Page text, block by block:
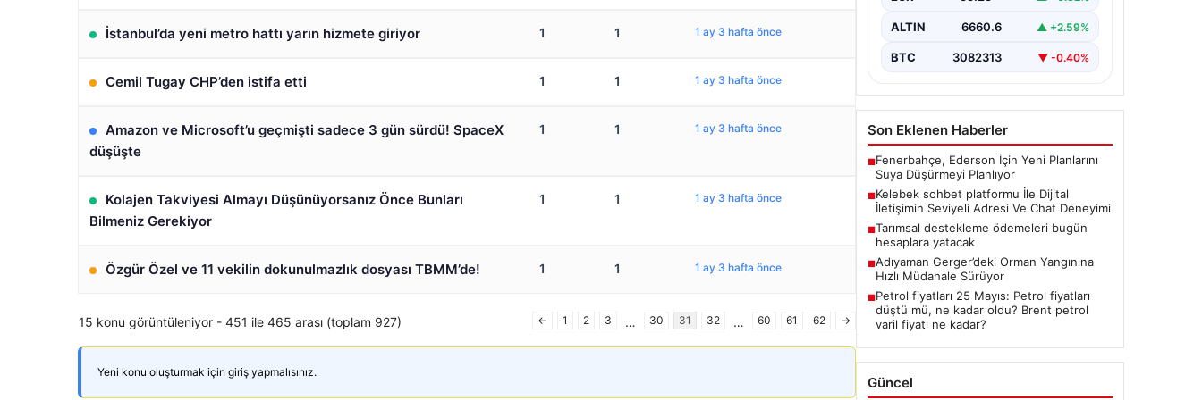
İstanbul’da yeni metro hattı yarın hizmete giriyor 1 1 1 ay 3 hafta önce
Cemil Tugay CHP’den istifa etti 1 1 1 ay 3 hafta önce
Amazon ve Microsoft’u geçmişti sadece 3 gün sürdü! SpaceX
düşüşte
1 1 1 ay 3 hafta önce
Kolajen Takviyesi Almayı Düşünüyorsanız Önce Bunları
Bilmeniz Gerekiyor
1 1 1 ay 3 hafta önce
Özgür Özel ve 11 vekilin dokunulmazlık dosyası TBMM’de! 1 1 1 ay 3 hafta önce
15 konu görüntüleniyor - 451 ile 465 arası (toplam 927) ← 1 2 3 … 30 31 32 … 60 61 62 →
Yeni konu oluşturmak için giriş yapmalısınız.
güvenli bir şekilde bağlantı
etmektedir. Günümüzde…
ALTIN 6660.6 ▲ +2.59%
BTC 3082313 ▼ -0.40%
Son Eklenen Haberler
■Fenerbahçe, Ederson İçin Yeni Planlarını
Suya Düşürmeyi Planlıyor
■Kelebek sohbet platformu İle Dijital
İletişimin Seviyeli Adresi Ve Chat Deneyimi
■Tarımsal destekleme ödemeleri bugün
hesaplara yatacak
■Adıyaman Gerger’deki Orman Yangınına
Hızlı Müdahale Sürüyor
■Petrol fiyatları 25 Mayıs: Petrol fiyatları
düştü mü, ne kadar oldu? Brent petrol
varil fiyatı ne kadar?
Güncel